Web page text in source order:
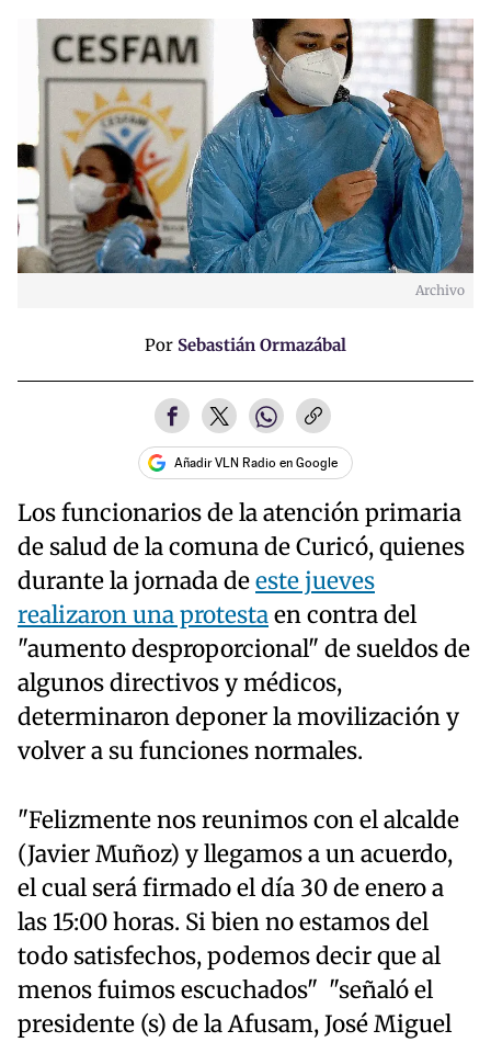
Archivo
Por Sebastián Ormazábal
Añadir VLN Radio en Google
Los funcionarios de la atención primaria
de salud de la comuna de Curicó, quienes
durante la jornada deeste jueves
realizaron una protestaen contra del
"aumento desproporcional" de sueldos de
algunos directivos y médicos,
determinaron deponer la movilización y
volver a su funciones normales.
"Felizmente nos reunimos con el alcalde
(Javier Muñoz) y llegamos a un acuerdo,
el cual será firmado el día 30 de enero a
las 15:00 horas. Si bien no estamos del
todo satisfechos, podemos decir que al
menos fuimos escuchados" "señaló el
presidente (s) de la Afusam, José Miguel